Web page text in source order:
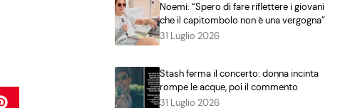
Noemi: “Spero di fare riflettere i giovani
che il capitombolo non è una vergogna”
31 Luglio 2026
Stash ferma il concerto: donna incinta
rompe le acque, poi il commento
31 Luglio 2026